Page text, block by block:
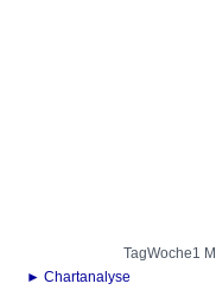
TagWoche1
► Chartanalyse